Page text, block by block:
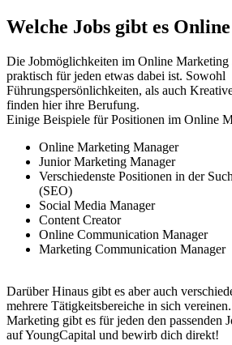
Welche Jobs gibt es
Die Jobmöglichkeiten im Online Marketing
praktisch für jeden etwas dabei ist. Sowohl
Führungspersönlichkeiten, als auch
finden hier ihre Berufung.
Einige Beispiele für Positionen im Online
Online Marketing Manager
Junior Marketing Manager
Verschiedenste Positionen in der
(SEO)
Social Media Manager
Content Creator
Online Communication Manager
Marketing Communication Manager
Darüber Hinaus gibt es aber auch
mehrere Tätigkeitsbereiche in sich
Marketing gibt es für jeden den passenden
auf YoungCapital und bewirb dich direkt!